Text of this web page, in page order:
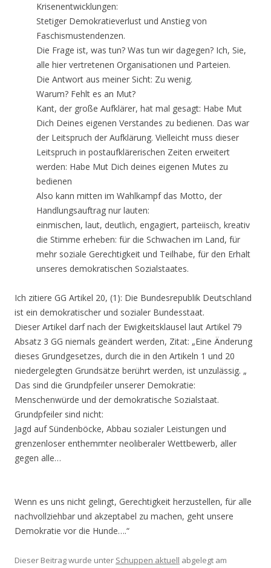
Krisenentwicklungen:
Stetiger Demokratieverlust und Anstieg von
Faschismustendenzen.
Die Frage ist, was tun? Was tun wir dagegen? Ich, Sie,
alle hier vertretenen Organisationen und Parteien.
Die Antwort aus meiner Sicht: Zu wenig.
Warum? Fehlt es an Mut?
Kant, der große Aufklärer, hat mal gesagt: Habe Mut
Dich Deines eigenen Verstandes zu bedienen. Das war
der Leitspruch der Aufklärung. Vielleicht muss dieser
Leitspruch in postaufklärerischen Zeiten erweitert
werden: Habe Mut Dich deines eigenen Mutes zu
bedienen
Also kann mitten im Wahlkampf das Motto, der
Handlungsauftrag nur lauten:
einmischen, laut, deutlich, engagiert, parteiisch, kreativ
die Stimme erheben: für die Schwachen im Land, für
mehr soziale Gerechtigkeit und Teilhabe, für den Erhalt
unseres demokratischen Sozialstaates.
Ich zitiere GG Artikel 20, (1): Die Bundesrepublik Deutschland
ist ein demokratischer und sozialer Bundesstaat.
Dieser Artikel darf nach der Ewigkeitsklausel laut Artikel 79
Absatz 3 GG niemals geändert werden, Zitat: „Eine Änderung
dieses Grundgesetzes, durch die in den Artikeln 1 und 20
niedergelegten Grundsätze berührt werden, ist unzulässig. „
Das sind die Grundpfeiler unserer Demokratie:
Menschenwürde und der demokratische Sozialstaat.
Grundpfeiler sind nicht:
Jagd auf Sündenböcke, Abbau sozialer Leistungen und
grenzenloser enthemmter neoliberaler Wettbewerb, aller
gegen alle…
Wenn es uns nicht gelingt, Gerechtigkeit herzustellen, für alle
nachvollziehbar und akzeptabel zu machen, geht unsere
Demokratie vor die Hunde….“
Dieser Beitrag wurde unter Schuppen aktuell abgelegt am